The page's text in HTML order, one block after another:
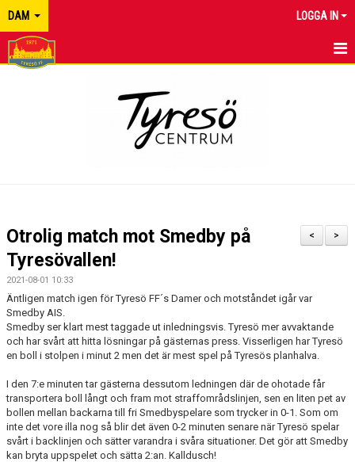
DAM LOGGA IN
BILDGALLERI
DOKUMENT
KONTAKT
>
<
Otrolig match mot Smedby på
Tyresövallen!
2021-08-01 10:33
Äntligen match igen för Tyresö FF´s Damer och motståndet igår var
Smedby AIS.
Smedby ser klart mest taggade ut inledningsvis. Tyresö mer avvaktande
och har svårt att hitta lösningar på gästernas press. Visserligen har Tyresö
en boll i stolpen i minut 2 men det är mest spel på Tyresös planhalva.
I den 7:e minuten tar gästerna dessutom ledningen där de ohotade får
transportera boll långt och fram mot straffområdslinjen, sen en liten pet av
bollen mellan backarna till fri Smedbyspelare som trycker in 0-1. Som om
inte det vore illa nog så blir det även 0-2 minuten senare när Tyresö spelar
svårt i backlinjen och sätter varandra i svåra situationer. Det gör att Smedby
kan bryta uppspelet och sätta 2:an. Kalldusch!